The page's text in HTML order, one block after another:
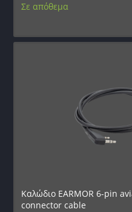
Σε απόθεμα
Καλώδιο EARMOR 6-pin
connector cable